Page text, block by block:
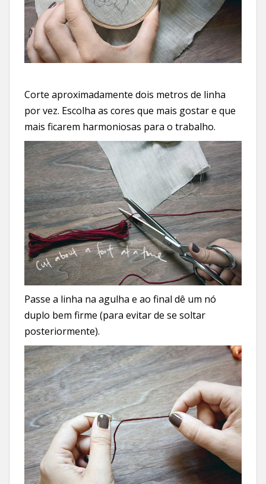
Corte aproximadamente dois metros de linha
por vez. Escolha as cores que mais gostar e que
mais ficarem harmoniosas para o trabalho.
Passe a linha na agulha e ao final dê um nó
duplo bem firme (para evitar de se soltar
posteriormente).